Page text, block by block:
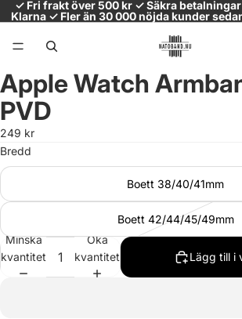
✓ Fri frakt över 500 kr ✓ Säkra betalningar
Klarna ✓ Fler än 30 000 nöjda kunder
Öppna
bilden
helskärm
Apple Watch
PVD
249 kr
Bredd
Boett 38/40/41mm
Boett 42/44/45/49mm
Minska
kvantitet
Öka
kvantitet
Lägg till i